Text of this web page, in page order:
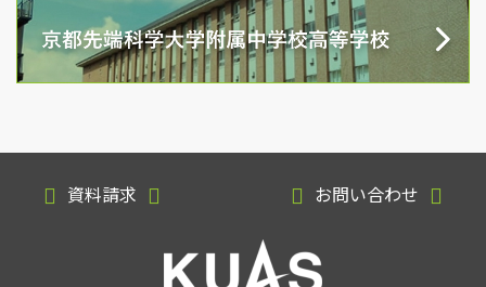
資料請求 お問い合わせ